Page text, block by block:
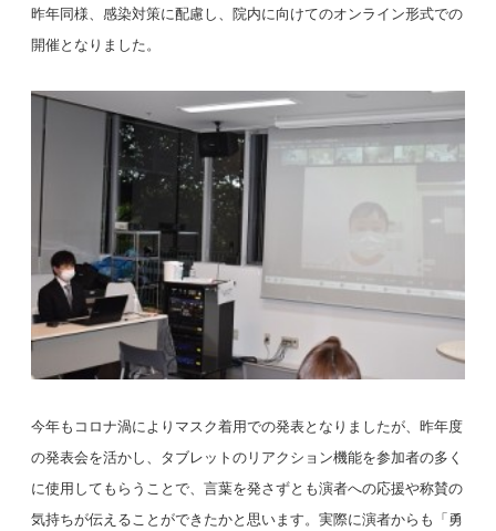
昨年同様、感染対策に配慮し、院内に向けてのオンライン形式での
開催となりました。
今年もコロナ渦によりマスク着用での発表となりましたが、昨年度
の発表会を活かし、タブレットのリアクション機能を参加者の多く
に使用してもらうことで、言葉を発さずとも演者への応援や称賛の
気持ちが伝えることができたかと思います。実際に演者からも「勇